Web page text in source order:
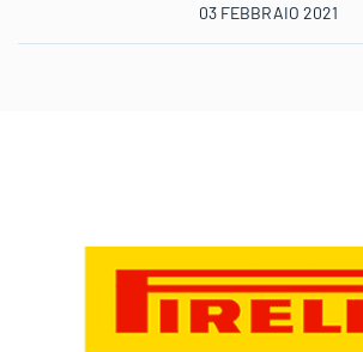
03 FEBBRAIO 2021